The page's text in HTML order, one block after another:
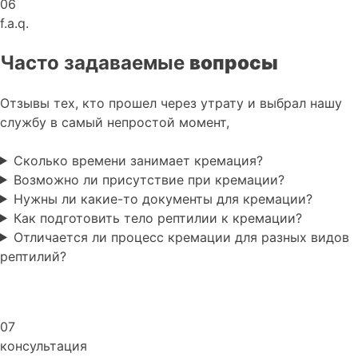
06
f.a.q.
Часто задаваемые вопросы
Отзывы тех, кто прошел через утрату и выбрал нашу
службу в самый непростой момент,
Сколько времени занимает кремация?
Возможно ли присутствие при кремации?
Нужны ли какие-то документы для кремации?
Как подготовить тело рептилии к кремации?
Отличается ли процесс кремации для разных видов
рептилий?
07
консультация